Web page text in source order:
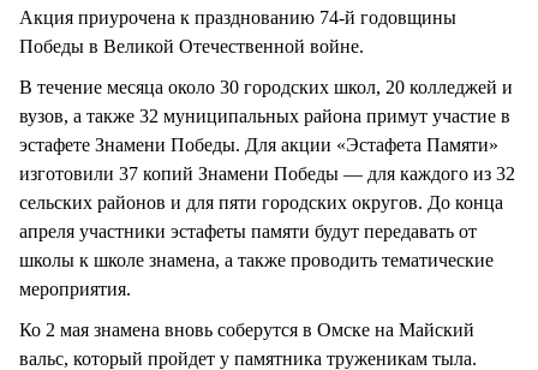
Акция приурочена к празднованию 74-й годовщины
Победы в Великой Отечественной войне.
В течение месяца около 30 городских школ, 20 колледжей и
вузов, а также 32 муниципальных района примут участие в
эстафете Знамени Победы. Для акции «Эстафета Памяти»
изготовили 37 копий Знамени Победы — для каждого из 32
сельских районов и для пяти городских округов. До конца
апреля участники эстафеты памяти будут передавать от
школы к школе знамена, а также проводить тематические
мероприятия.
Ко 2 мая знамена вновь соберутся в Омске на Майский
вальс, который пройдет у памятника труженикам тыла.